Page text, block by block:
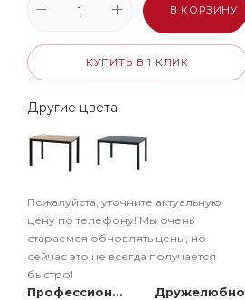
В КОРЗИНУ
КУПИТЬ В 1 КЛИК
Другие цвета
Пожалуйста, уточните актуальную
цену по телефону! Мы очень
стараемся обновлять цены, но
сейчас это не всегда получается
быстро!
Профессионально
Дружелюбно